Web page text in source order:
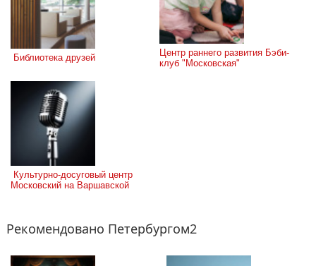
Библиотека друзей
Центр раннего развития Бэби-
клуб "Московская"
Московский на Варшавской
Рекомендовано Петербургом2